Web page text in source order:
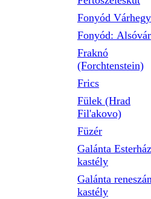
Fonyód Várhegy
Fonyód: Alsóvár
Fraknó
(Forchtenstein)
Frics
Fülek (Hrad
Fil'akovo)
Füzér
Galánta
kastély
Galánta
kastély